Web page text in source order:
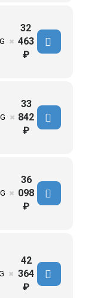
✖
32
463
₽
✖
33
842
₽
✖
36
098
₽
✖
42
364
₽